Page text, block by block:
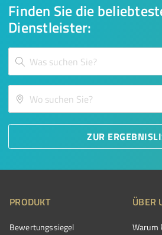
Finden Sie die
Dienstleister:
ZUR
PRODUKT
Bewertungssiegel
ÜBER
Warum